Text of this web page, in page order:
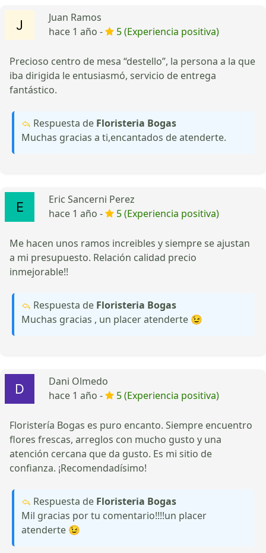
Juan Ramos
hace 1 año -
5 (Experiencia positiva)
Precioso centro de mesa “destello”, la persona a la que
iba dirigida le entusiasmó, servicio de entrega
fantástico.
Respuesta de Floristeria Bogas
Muchas gracias a ti,encantados de atenderte.
Eric Sancerni Perez
hace 1 año -
5 (Experiencia positiva)
Me hacen unos ramos increibles y siempre se ajustan
a mi presupuesto. Relación calidad precio
inmejorable!!
Respuesta de Floristeria Bogas
Muchas gracias , un placer atenderte 😉
Dani Olmedo
hace 1 año -
5 (Experiencia positiva)
Floristería Bogas es puro encanto. Siempre encuentro
flores frescas, arreglos con mucho gusto y una
atención cercana que da gusto. Es mi sitio de
confianza. ¡Recomendadísimo!
Respuesta de Floristeria Bogas
Mil gracias por tu comentario!!!!un placer
atenderte 😉